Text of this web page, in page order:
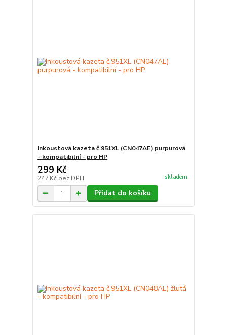
Inkoustová kazeta č.951XL (CN047AE) purpurová
- kompatibilní - pro HP
299 Kč
247 Kč bez DPH skladem
Přidat do košíku